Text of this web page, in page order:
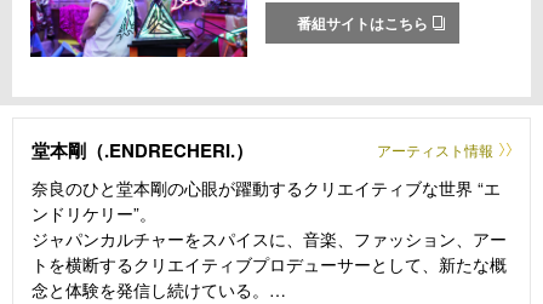
番組サイトはこちら
堂本剛（.ENDRECHERI.） アーティスト情報
奈良のひと堂本剛の心眼が躍動するクリエイティブな世界 “エ
ンドリケリー”。
ジャパンカルチャーをスパイスに、音楽、ファッション、アー
トを横断するクリエイティブプロデューサーとして、新たな概
念と体験を発信し続けている。